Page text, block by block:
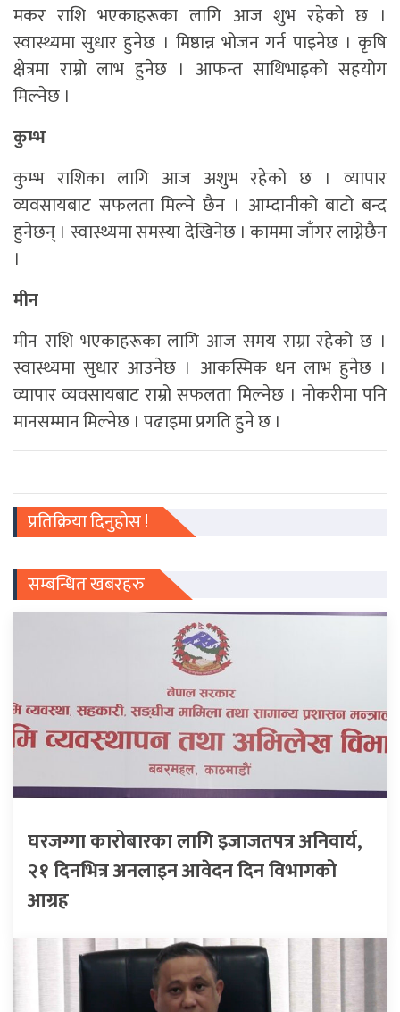
मकर राशि भएकाहरूका लागि आज शुभ रहेको छ ।
स्वास्थ्यमा सुधार हुनेछ । मिष्ठान्न भोजन गर्न पाइनेछ । कृषि
क्षेत्रमा राम्रो लाभ हुनेछ । आफन्त साथिभाइको सहयोग
मिल्नेछ ।
कुम्भ
कुम्भ राशिका लागि आज अशुभ रहेको छ । व्यापार
व्यवसायबाट सफलता मिल्ने छैन । आम्दानीको बाटो बन्द
हुनेछन् । स्वास्थ्यमा समस्या देखिनेछ । काममा जाँगर लाग्नेछैन
।
मीन
मीन राशि भएकाहरूका लागि आज समय राम्रा रहेको छ ।
स्वास्थ्यमा सुधार आउनेछ । आकस्मिक धन लाभ हुनेछ ।
व्यापार व्यवसायबाट राम्रो सफलता मिल्नेछ । नोकरीमा पनि
मानसम्मान मिल्नेछ । पढाइमा प्रगति हुने छ ।
प्रतिक्रिया दिनुहोस !
सम्बन्धित खबरहरु
घरजग्गा कारोबारका लागि इजाजतपत्र अनिवार्य,
२१ दिनभित्र अनलाइन आवेदन दिन विभागको
आग्रह